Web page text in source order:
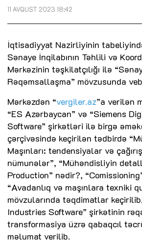
11 AVQUST 2023 18:42
İqtisadiyyat Nazirliyinin
Sənaye İnqilabının Təhlili və
Mərkəzinin təşkilatçılığı ilə
Rəqəmsallaşma” mövzusunda
Mərkəzdən “vergiler.az”a verilən
“ES Azərbaycan” və “Siemens
Software” şirkətləri ilə birgə
çərçivəsində keçirilən tədbirdə
Maşınları: tendensiyalar və
nümunələr”, “Mühəndisliyin
Production” nədir?,
“Avadanlıq və maşınlara texniki
mövzularında təqdimatlar
Industries Software” şirkətinin
transformasiya üzrə qabaqcıl
məlumat verilib.